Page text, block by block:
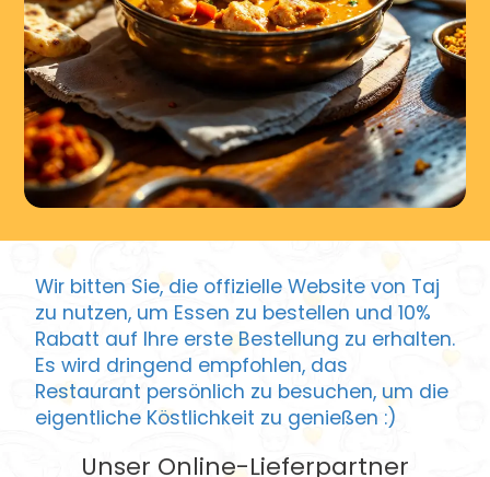
Wir bitten Sie, die offizielle Website von Taj
zu nutzen, um Essen zu bestellen und 10%
Rabatt auf Ihre erste Bestellung zu erhalten.
Es wird dringend empfohlen, das
Restaurant persönlich zu besuchen, um die
eigentliche Köstlichkeit zu genießen :)
Unser Online-Lieferpartner